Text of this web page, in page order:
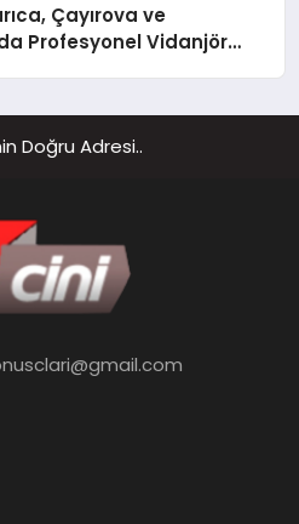
Çayırova ve
Profesyonel Vidanjör
Doğru Adresi..